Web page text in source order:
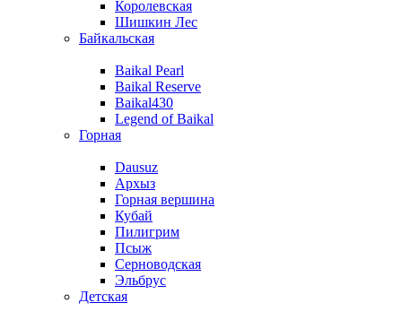
Королевская
Шишкин Лес
Байкальская
Baikal Pearl
Baikal Reserve
Baikal430
Legend of Baikal
Горная
Dausuz
Архыз
Горная вершина
Кубай
Пилигрим
Псыж
Серноводская
Эльбрус
Детская